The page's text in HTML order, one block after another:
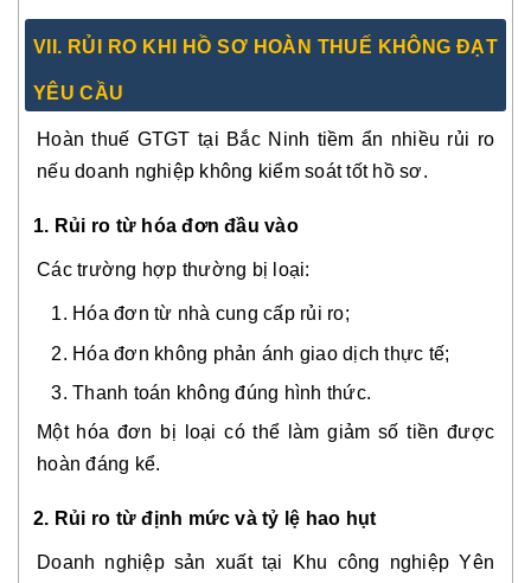
VII. RỦI RO KHI HỒ SƠ HOÀN THUẾ KHÔNG ĐẠT
YÊU CẦU
Hoàn thuế GTGT tại Bắc Ninh tiềm ẩn nhiều rủi ro
nếu doanh nghiệp không kiểm soát tốt hồ sơ.
1. Rủi ro từ hóa đơn đầu vào
Các trường hợp thường bị loại:
Hóa đơn từ nhà cung cấp rủi ro;
Hóa đơn không phản ánh giao dịch thực tế;
Thanh toán không đúng hình thức.
Một hóa đơn bị loại có thể làm giảm số tiền được
hoàn đáng kể.
2. Rủi ro từ định mức và tỷ lệ hao hụt
Doanh nghiệp sản xuất tại Khu công nghiệp Yên